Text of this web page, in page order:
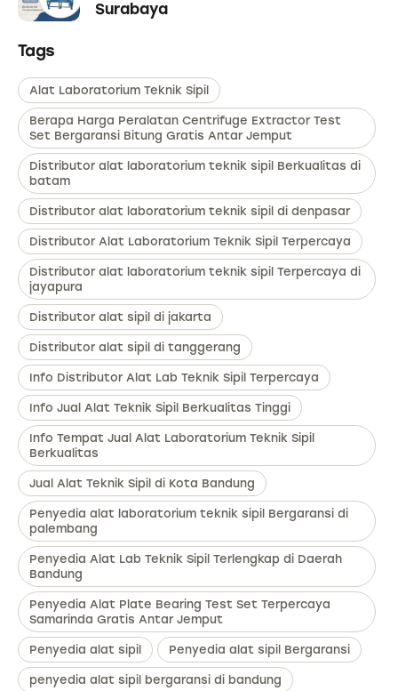
Surabaya
Tags
Alat Laboratorium Teknik Sipil
Berapa Harga Peralatan Centrifuge Extractor Test
Set Bergaransi Bitung Gratis Antar Jemput
Distributor alat laboratorium teknik sipil Berkualitas di
batam
Distributor alat laboratorium teknik sipil di denpasar
Distributor Alat Laboratorium Teknik Sipil Terpercaya
Distributor alat laboratorium teknik sipil Terpercaya di
jayapura
Distributor alat sipil di jakarta
Distributor alat sipil di tanggerang
Info Distributor Alat Lab Teknik Sipil Terpercaya
Info Jual Alat Teknik Sipil Berkualitas Tinggi
Info Tempat Jual Alat Laboratorium Teknik Sipil
Berkualitas
Jual Alat Teknik Sipil di Kota Bandung
Penyedia alat laboratorium teknik sipil Bergaransi di
palembang
Penyedia Alat Lab Teknik Sipil Terlengkap di Daerah
Bandung
Penyedia Alat Plate Bearing Test Set Terpercaya
Samarinda Gratis Antar Jemput
Penyedia alat sipil Penyedia alat sipil Bergaransi
penyedia alat sipil bergaransi di bandung